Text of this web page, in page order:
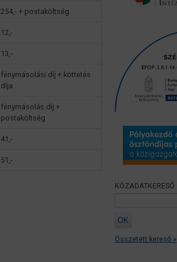
254,- + postaköltség
12,-
13,-
fénymásolási díj + köttetés
díja
fénymásolás díj +
postaköltség
41,-
51,-
KÖZADATKERESŐ
Összetett kereső »